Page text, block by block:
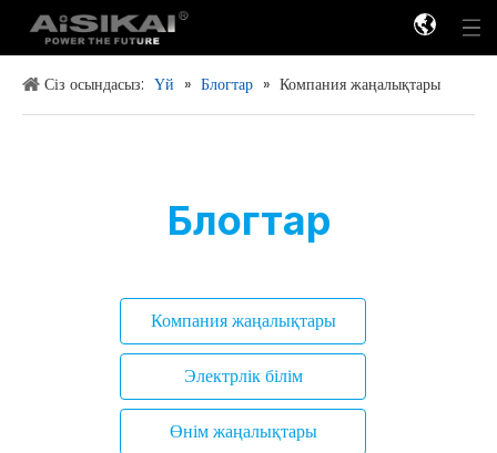
Сіз осындасыз: Үй » Блогтар » Компания жаңалықтары
Блогтар
Компания жаңалықтары
Электрлік білім
Өнім жаңалықтары